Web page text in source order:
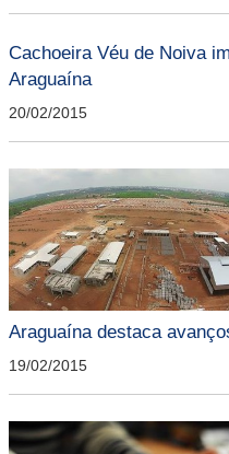
Cachoeira Véu de Noiva
Araguaína
20/02/2015
Araguaína destaca
19/02/2015